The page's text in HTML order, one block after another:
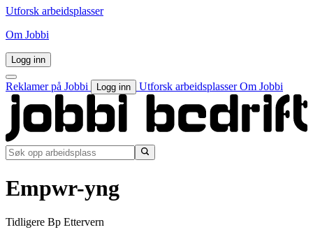
Utforsk arbeidsplasser
Om Jobbi
Logg inn
Reklamer på Jobbi Logg inn Utforsk arbeidsplasserOm Jobbi
Empwr-yng
Tidligere Bp Ettervern